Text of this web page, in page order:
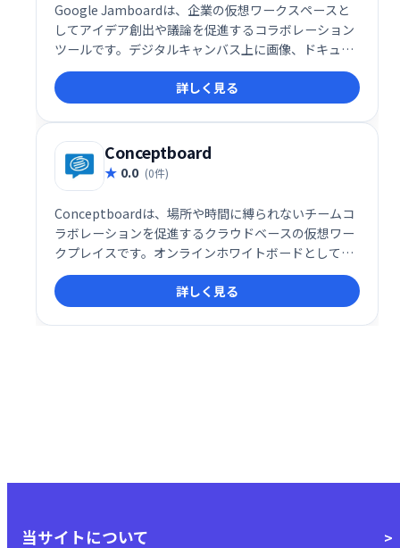
Google Jamboardは、企業の仮想ワークスペースと
してアイデア創出や議論を促進するコラボレーション
ツールです。デジタルキャンバス上に画像、ドキュメ
ント、スプレッドシートなどを自由に配置し、リアル
タイムで共同作業が可能です。Webやローカルドライ
ブからのファイルインポートにも対応し、スムーズな
情報共有を実現します。チームでのブレインストーミ
ングやプロジェクト管理に最適です。
詳しく見る
Conceptboard
0.0 (0件)
Conceptboardは、場所や時間に縛られないチームコ
ラボレーションを促進するクラウドベースの仮想ワー
クプレイスです。オンラインホワイトボードとして、
製品開発、プロジェクト計画、ブレインストーミン
グ、仮想会議など、様々な用途に活用できます。リア
ルタイムでのフィードバック共有も可能にし、チーム
の生産性向上と円滑なコミュニケーションを支援しま
詳しく見る
当サイトについて